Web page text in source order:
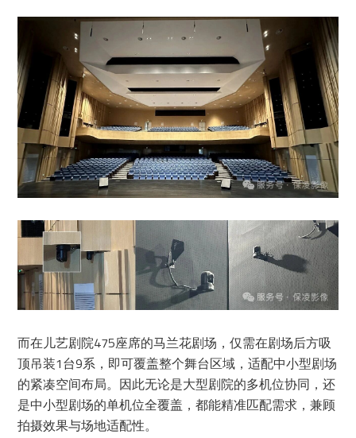
而在儿艺剧院475座席的马兰花剧场，仅需在剧场后方吸
顶吊装1台9系，即可覆盖整个舞台区域，适配中小型剧场
的紧凑空间布局。因此无论是大型剧院的多机位协同，还
是中小型剧场的单机位全覆盖，都能精准匹配需求，兼顾
拍摄效果与场地适配性。